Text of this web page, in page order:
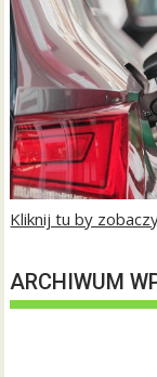
Kliknij tu by
ARCHIWUM